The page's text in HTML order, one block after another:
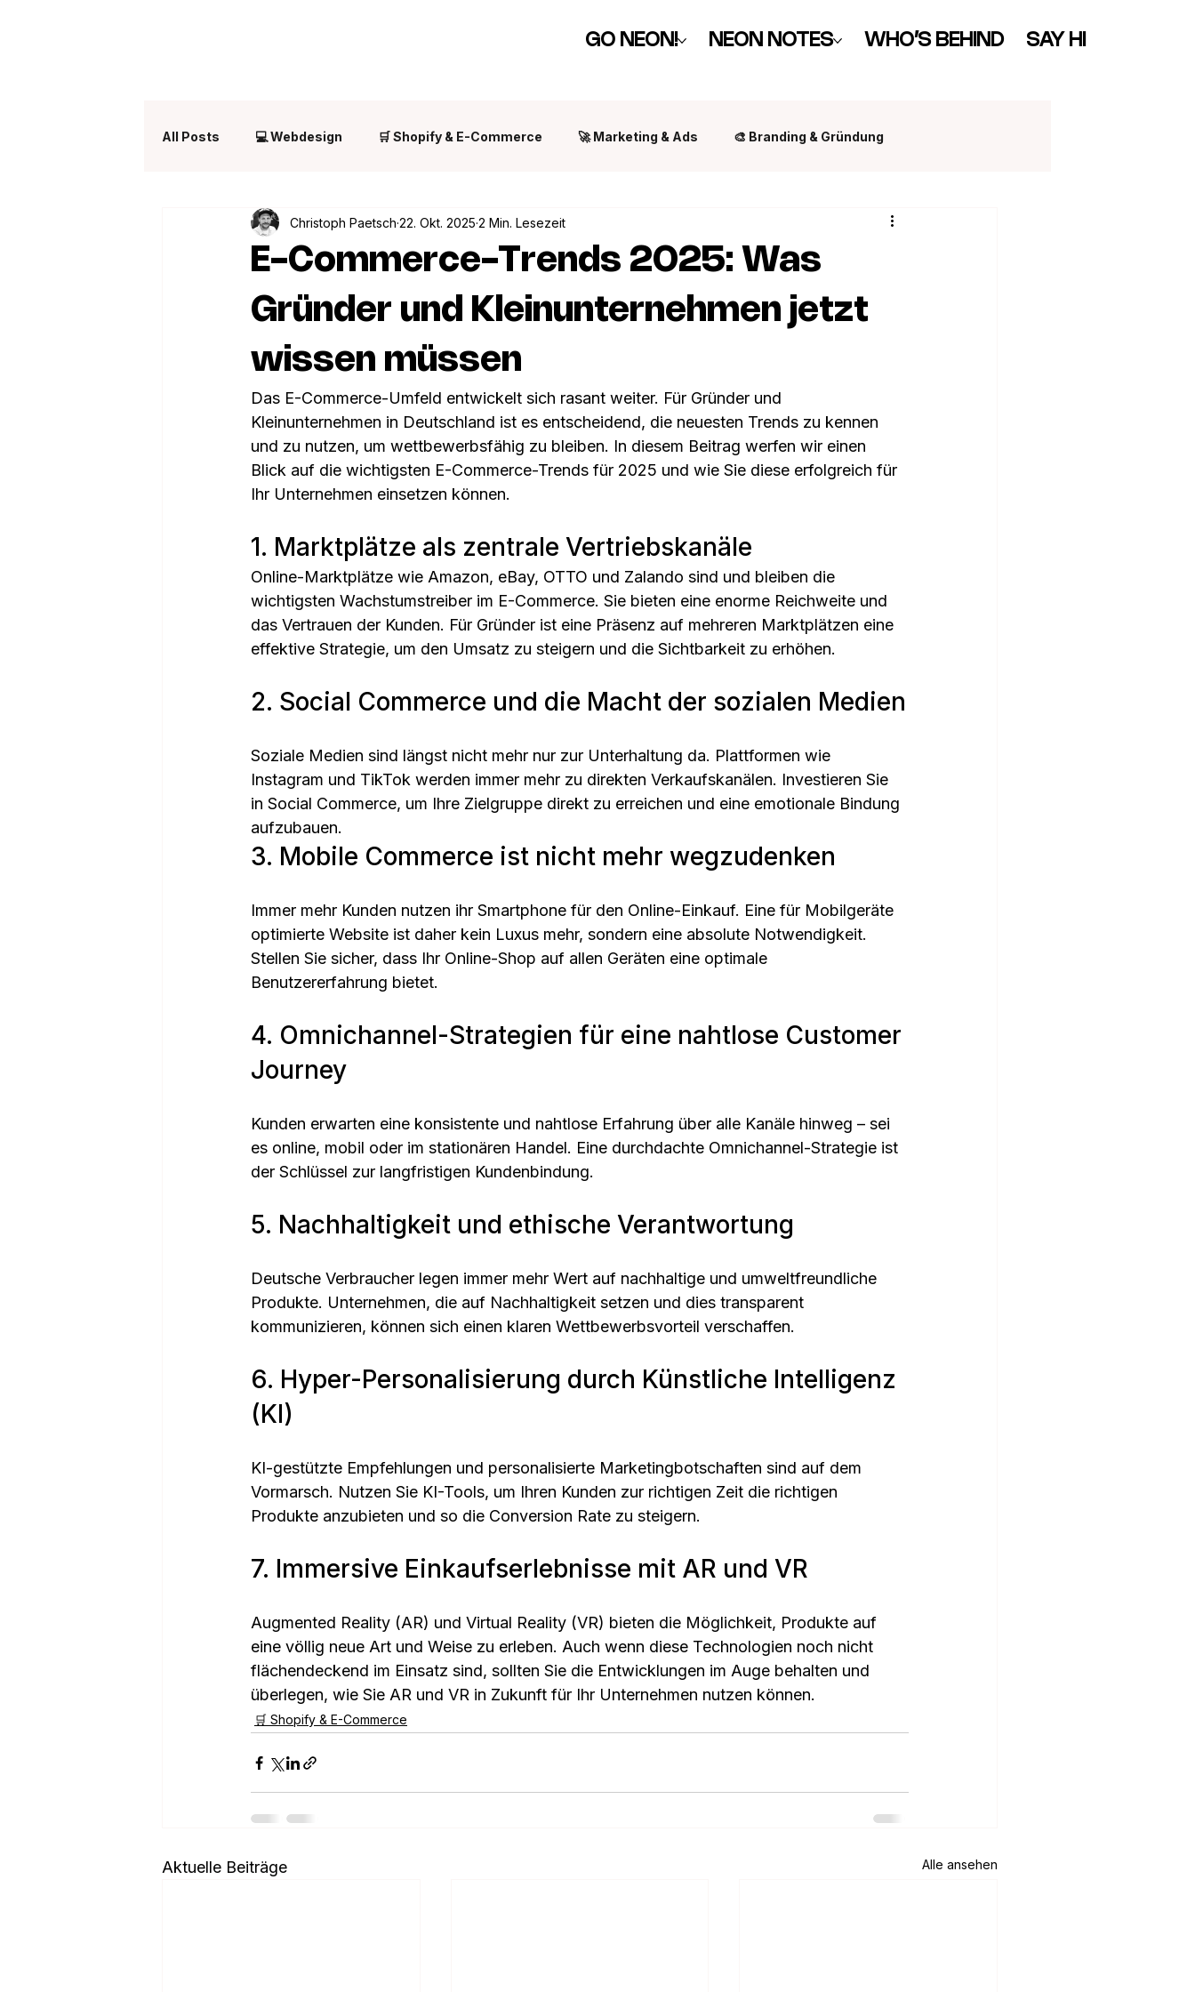
GO NEON! NEON NOTES WHO’S BEHIND SAY HI
All Posts 💻 Webdesign 🛒 Shopify & E-Commerce 🚀 Marketing & Ads 🎨 Branding & Gründung
E-Commerce-Trends 2025: Was
Gründer und Kleinunternehmen jetzt
wissen müssen
Christoph Paetsch 22. Okt. 2025 2 Min. Lesezeit
Das E-Commerce-Umfeld entwickelt sich rasant weiter. Für Gründer und
Kleinunternehmen in Deutschland ist es entscheidend, die neuesten Trends zu kennen
und zu nutzen, um wettbewerbsfähig zu bleiben. In diesem Beitrag werfen wir einen
Blick auf die wichtigsten E-Commerce-Trends für 2025 und wie Sie diese erfolgreich für
Ihr Unternehmen einsetzen können.
1. Marktplätze als zentrale Vertriebskanäle
Online-Marktplätze wie Amazon, eBay, OTTO und Zalando sind und bleiben die
wichtigsten Wachstumstreiber im E-Commerce. Sie bieten eine enorme Reichweite und
das Vertrauen der Kunden. Für Gründer ist eine Präsenz auf mehreren Marktplätzen eine
effektive Strategie, um den Umsatz zu steigern und die Sichtbarkeit zu erhöhen.
2. Social Commerce und die Macht der sozialen Medien
Soziale Medien sind längst nicht mehr nur zur Unterhaltung da. Plattformen wie
Instagram und TikTok werden immer mehr zu direkten Verkaufskanälen. Investieren Sie
in Social Commerce, um Ihre Zielgruppe direkt zu erreichen und eine emotionale Bindung
aufzubauen.
3. Mobile Commerce ist nicht mehr wegzudenken
Immer mehr Kunden nutzen ihr Smartphone für den Online-Einkauf. Eine für Mobilgeräte
optimierte Website ist daher kein Luxus mehr, sondern eine absolute Notwendigkeit.
Stellen Sie sicher, dass Ihr Online-Shop auf allen Geräten eine optimale
Benutzererfahrung bietet.
4. Omnichannel-Strategien für eine nahtlose Customer
Journey
Kunden erwarten eine konsistente und nahtlose Erfahrung über alle Kanäle hinweg – sei
es online, mobil oder im stationären Handel. Eine durchdachte Omnichannel-Strategie ist
der Schlüssel zur langfristigen Kundenbindung.
5. Nachhaltigkeit und ethische Verantwortung
Deutsche Verbraucher legen immer mehr Wert auf nachhaltige und umweltfreundliche
Produkte. Unternehmen, die auf Nachhaltigkeit setzen und dies transparent
kommunizieren, können sich einen klaren Wettbewerbsvorteil verschaffen.
6. Hyper-Personalisierung durch Künstliche Intelligenz
(KI)
KI-gestützte Empfehlungen und personalisierte Marketingbotschaften sind auf dem
Vormarsch. Nutzen Sie KI-Tools, um Ihren Kunden zur richtigen Zeit die richtigen
Produkte anzubieten und so die Conversion Rate zu steigern.
7. Immersive Einkaufserlebnisse mit AR und VR
Augmented Reality (AR) und Virtual Reality (VR) bieten die Möglichkeit, Produkte auf
eine völlig neue Art und Weise zu erleben. Auch wenn diese Technologien noch nicht
flächendeckend im Einsatz sind, sollten Sie die Entwicklungen im Auge behalten und
überlegen, wie Sie AR und VR in Zukunft für Ihr Unternehmen nutzen können.
🛒 Shopify & E-Commerce
Aktuelle Beiträge Alle ansehen